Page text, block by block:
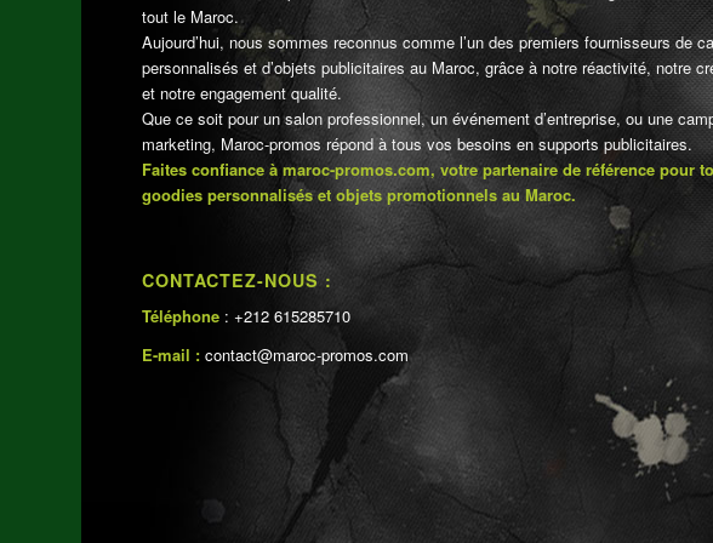
tout le Maroc.
Aujourd’hui, nous sommes reconnus comme l’un des premiers fournisseurs de
personnalisés et d’objets publicitaires au Maroc, grâce à notre réactivité, notre
et notre engagement qualité.
Que ce soit pour un salon professionnel, un événement d’entreprise, ou une
marketing, Maroc-promos répond à tous vos besoins en supports publicitaires.
Faites confiance à maroc-promos.com, votre partenaire de référence pour
goodies personnalisés et objets promotionnels au Maroc.
CONTACTEZ-NOUS :
Téléphone : +212 615285710
E-mail : contact@maroc-promos.com